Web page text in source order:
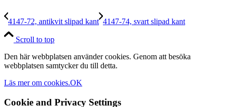
4147-72, antikvit slipad kant 4147-74, svart slipad kant
Scroll to top
Den här webbplatsen använder cookies. Genom att besöka
webbplatsen samtycker du till detta.
Läs mer om cookies.OK
Cookie and Privacy Settings